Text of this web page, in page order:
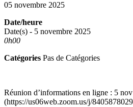
05 novembre 2025
Date/heure
Date(s) - 5 novembre 2025
0h00
Catégories Pas de Catégories
Réunion d’informations en ligne : 5
(https://us06web.zoom.us/j/